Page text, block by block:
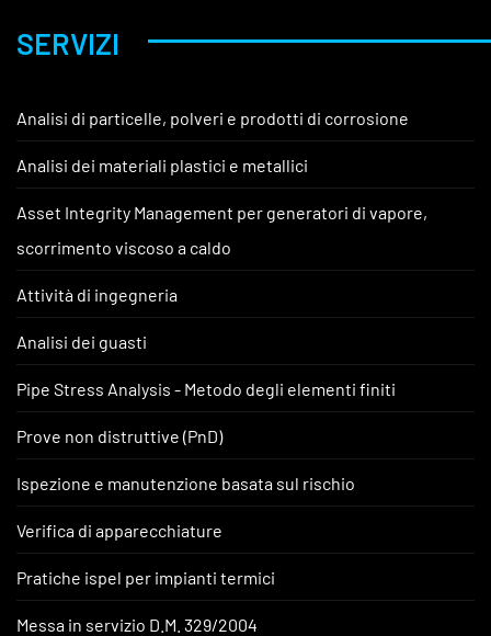
SERVIZI
Analisi di particelle, polveri e prodotti di corrosione
Analisi dei materiali plastici e metallici
Asset Integrity Management per generatori di vapore,
scorrimento viscoso a caldo
Attività di ingegneria
Analisi dei guasti
Pipe Stress Analysis - Metodo degli elementi finiti
Prove non distruttive (PnD)
Ispezione e manutenzione basata sul rischio
Verifica di apparecchiature
Pratiche ispel per impianti termici
Messa in servizio D.M. 329/2004